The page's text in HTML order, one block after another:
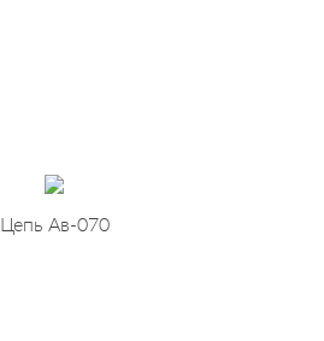
Цепь Ав-070